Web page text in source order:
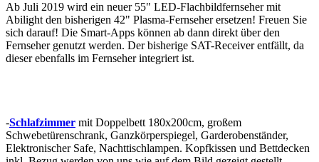
Ab Juli 2019 wird ein neuer 55" LED-Flachbildfernseher mit
Abilight den bisherigen 42" Plasma-Fernseher ersetzen! Freuen Sie
sich darauf! Die Smart-Apps können ab dann direkt über den
Fernseher genutzt werden. Der bisherige SAT-Receiver entfällt, da
dieser ebenfalls im Fernseher integriert ist.
-Schlafzimmer mit Doppelbett 180x200cm, großem
Schwebetürenschrank, Ganzkörperspiegel, Garderobenständer,
Elektronischer Safe, Nachttischlampen. Kopfkissen und Bettdecken